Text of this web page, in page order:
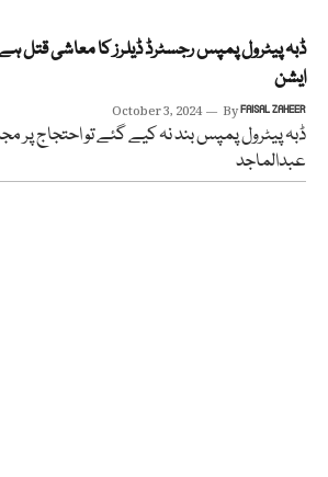
ڈبہ پیٹرول پمپس رجسٹرڈ ڈیلرز کا معاشی قتل
ایشن
October 3, 2024 ByFAISAL ZAHEER
ڈبہ پیٹرول پمپس بند نہ کیے گئے تو احتجاج پر
عبدالماجد